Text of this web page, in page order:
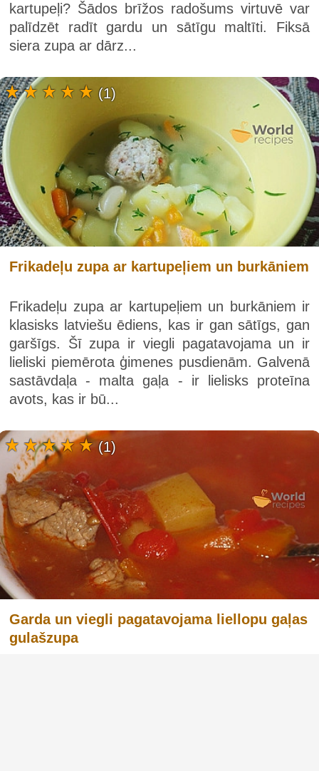
kartupeļi? Šādos brīžos radošums virtuvē var
palīdzēt radīt gardu un sātīgu maltīti. Fiksā
siera zupa ar dārz...
Frikadeļu zupa ar kartupeļiem un burkāniem
Frikadeļu zupa ar kartupeļiem un burkāniem ir
klasisks latviešu ēdiens, kas ir gan sātīgs, gan
garšīgs. Šī zupa ir viegli pagatavojama un ir
lieliski piemērota ģimenes pusdienām. Galvenā
sastāvdaļa - malta gaļa - ir lielisks proteīna
avots, kas ir bū...
(1)
Garda un viegli pagatavojama liellopu gaļas
gulašzupa
(1)